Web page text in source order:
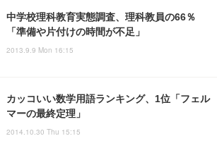
中学校理科教育実態調査、理科教員の66％
「準備や片付けの時間が不足」
2013.9.9 Mon 16:15
カッコいい数学用語ランキング、1位「フェル
マーの最終定理」
2014.10.30 Thu 15:15